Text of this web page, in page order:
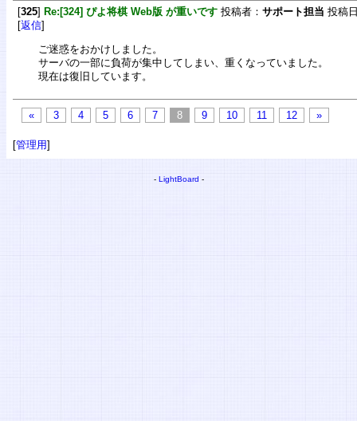
[325] Re:[324] ぴよ将棋 Web版 が重いです 投稿者： サポート担当 投稿
[返信]
ご迷惑をおかけしました。
サーバの一部に負荷が集中してしまい、重くなっていました。
現在は復旧しています。
« 3 4 5 6 7 8 9 10 11 12 »
[管理用]
- LightBoard -